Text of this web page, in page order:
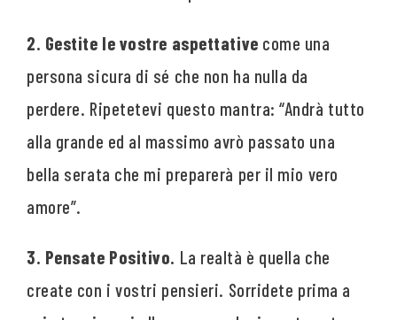
2. Gestite le vostre aspettative come una
persona sicura di sé che non ha nulla da
perdere. Ripetetevi questo mantra: “Andrà tutto
alla grande ed al massimo avrò passato una
bella serata che mi preparerà per il mio vero
amore”.
3. Pensate Positivo. La realtà è quella che
create con i vostri pensieri. Sorridete prima a